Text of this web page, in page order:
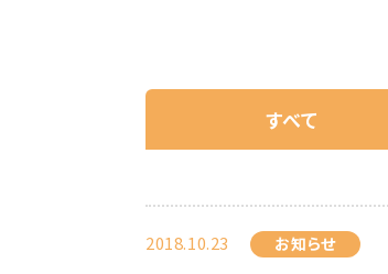
すべて
2018.10.23 お知らせ